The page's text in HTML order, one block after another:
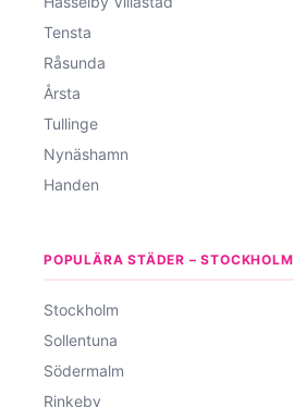
Tensta
Råsunda
Årsta
Tullinge
Nynäshamn
Handen
POPULÄRA STÄDER – STOCKHOLM
Stockholm
Sollentuna
Södermalm
Rinkeby